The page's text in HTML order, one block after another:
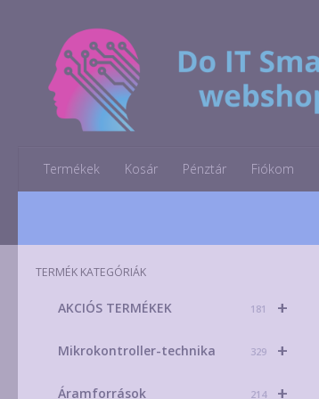
Skip to content
Termékek Kosár Pénztár Fiókom
TERMÉK KATEGÓRIÁK
+
AKCIÓS TERMÉKEK 181
+
Mikrokontroller-technika 329
+
Áramforrások 214